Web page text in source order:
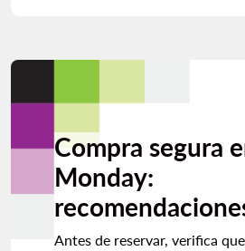
Compra segura
Monday:
Antes de reservar, verifica